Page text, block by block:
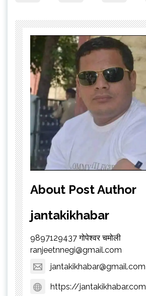
About Post Author
jantakikhabar
9897129437 गोपेश्वर चमोली
ranjeetnnegi@gmail.com
jantakikhabar@gmail.com
https://jantakikhabar.com